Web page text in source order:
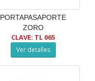
PORTAPASAPORTE
ZORO
CLAVE: TL 065
Ver detalles